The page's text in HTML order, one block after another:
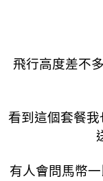
飛行高度差不
看到這個套餐
有人會問馬幣